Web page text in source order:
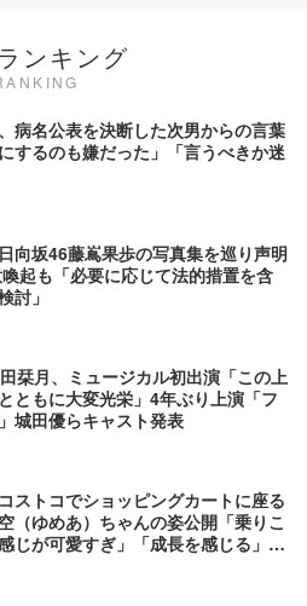
ンキング
病名公表を決断した次男からの言葉
するのも嫌だった」「言うべきか迷
向坂46藤嶌果歩の写真集を巡り声明
起も「必要に応じて法的措置を含
討」
栞月、ミュージカル初出演「この上
ともに大変光栄」4年ぶり上演「フ
城田優らキャスト発表
ストコでショッピングカートに座る
（ゆめあ）ちゃんの姿公開「乗りこ
じが可愛すぎ」「成長を感じる」の